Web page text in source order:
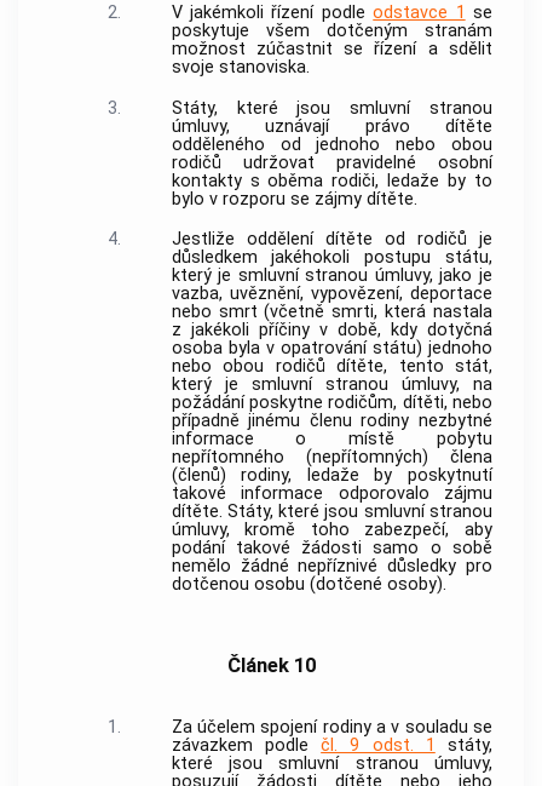
2.
V jakémkoli řízení podleodstavce 1 se
poskytuje všem dotčeným stranám
možnost zúčastnit se řízení a sdělit
svoje stanoviska.
3.
Státy, které jsou smluvní stranou
úmluvy, uznávají právo dítěte
odděleného od jednoho nebo obou
rodičů udržovat pravidelné osobní
kontakty s oběma rodiči, ledaže by to
bylo v rozporu se zájmy dítěte.
4.
Jestliže oddělení dítěte od rodičů je
důsledkem jakéhokoli postupu státu,
který je smluvní stranou úmluvy, jako je
vazba, uvěznění, vypovězení, deportace
nebo smrt (včetně smrti, která nastala
z jakékoli příčiny v době, kdy dotyčná
osoba byla v opatrování státu) jednoho
nebo obou rodičů dítěte, tento stát,
který je smluvní stranou úmluvy, na
požádání poskytne rodičům, dítěti, nebo
případně jinému členu rodiny nezbytné
informace o místě pobytu
nepřítomného (nepřítomných) člena
(členů) rodiny, ledaže by poskytnutí
takové informace odporovalo zájmu
dítěte. Státy, které jsou smluvní stranou
úmluvy, kromě toho zabezpečí, aby
podání takové žádosti samo o sobě
nemělo žádné nepříznivé důsledky pro
dotčenou osobu (dotčené osoby).
Článek 10
1.
Za účelem spojení rodiny a v souladu se
závazkem podlečl. 9 odst. 1
státy,
které jsou smluvní stranou úmluvy,